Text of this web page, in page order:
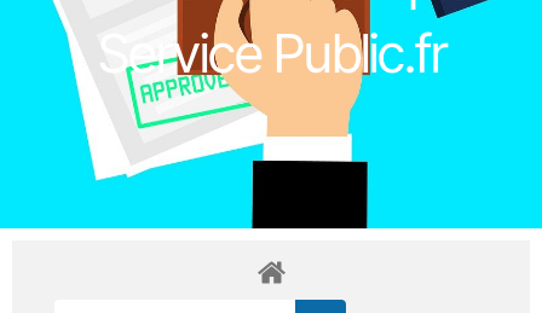
Service Public.fr